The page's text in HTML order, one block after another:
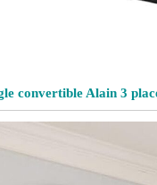
convertible Alain 3